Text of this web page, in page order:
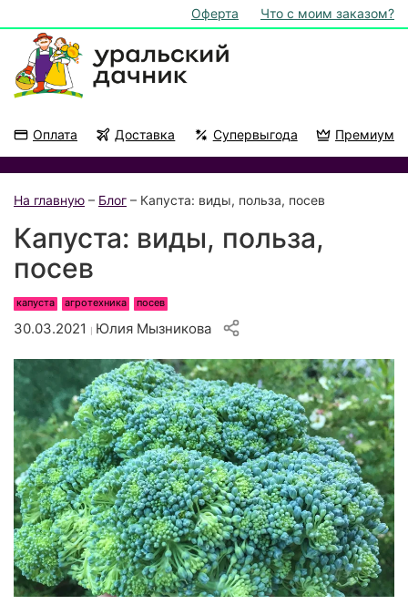
Оферта Что с моим заказом?
Оплата Доставка Супервыгода Премиум
На главную – Блог – Капуста: виды, польза, посев
Капуста: виды, польза,
посев
капуста агротехника посев
30.03.2021 Юлия Мызникова